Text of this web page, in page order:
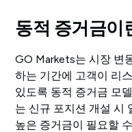
동적 증거금이
GO Markets는 시장 변
하는 기간에 고객이 리
있도록 동적 증거금 모
는 신규 포지션 개설 시
높은 증거금이 필요할